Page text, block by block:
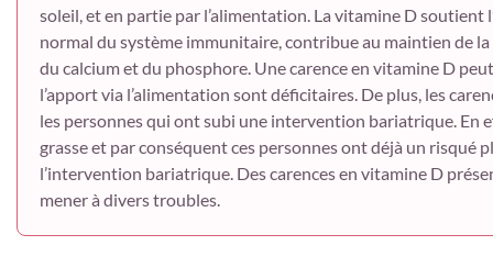
soleil, et en partie par l’alimentation. La vitamine D
normal du système immunitaire, contribue au maintien de
du calcium et du phosphore. Une carence en vitamine D
l’apport via l’alimentation sont déficitaires. De plus, les
les personnes qui ont subi une intervention bariatrique. En
grasse et par conséquent ces personnes ont déjà un risqué
l’intervention bariatrique. Des carences en vitamine D
mener à divers troubles.